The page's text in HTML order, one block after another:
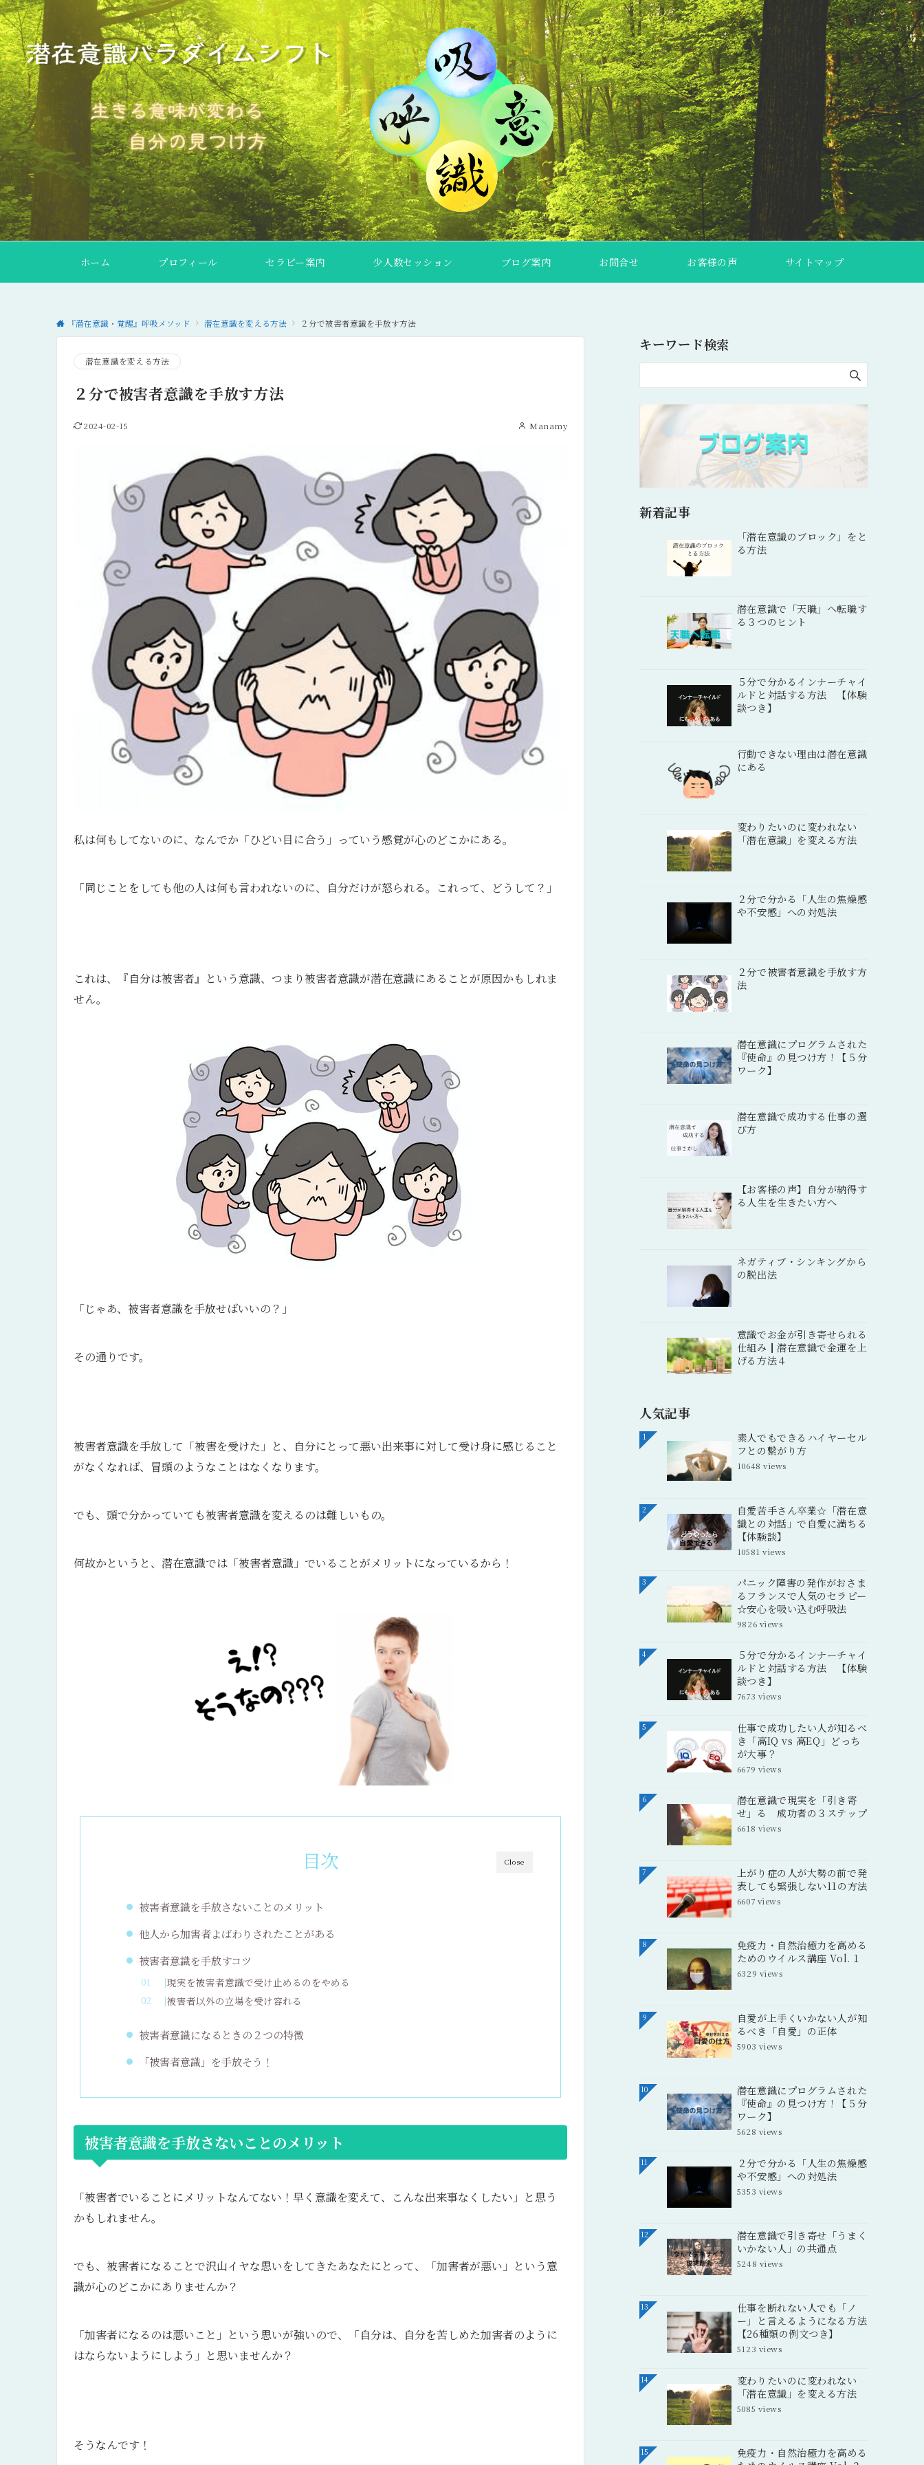
ホーム プロフィール セラピー案内 少人数セッション ブログ案内 お問合せ お客様の声 サイトマップ
『潜在意識・覚醒』呼吸メソッド 潜在意識を変える方法 ２分で被害者意識を手放す方法
潜在意識を変える方法
２分で被害者意識を手放す方法
2024-02-15 Manamy
私は何もしてないのに、なんでか「ひどい目に合う」っていう感覚が心のどこかにある。
「同じことをしても他の人は何も言われないのに、自分だけが怒られる。これって、どうして？」
これは、『自分は被害者』という意識、つまり被害者意識が潜在意識にあることが原因かもしれま
せん。
「じゃあ、被害者意識を手放せばいいの？」
その通りです。
被害者意識を手放して「被害を受けた」と、自分にとって悪い出来事に対して受け身に感じること
がなくなれば、冒頭のようなことはなくなります。
でも、頭で分かっていても被害者意識を変えるのは難しいもの。
何故かというと、潜在意識では「被害者意識」でいることがメリットになっているから！
Close
目次
被害者意識を手放さないことのメリット
他人から加害者よばわりされたことがある
被害者意識を手放すコツ
現実を被害者意識で受け止めるのをやめる
被害者以外の立場を受け容れる
被害者意識になるときの２つの特徴
「被害者意識」を手放そう！
被害者意識を手放さないことのメリット
「被害者でいることにメリットなんてない！早く意識を変えて、こんな出来事なくしたい」と思う
かもしれません。
でも、被害者になることで沢山イヤな思いをしてきたあなたにとって、「加害者が悪い」という意
識が心のどこかにありませんか？
「加害者になるのは悪いこと」という思いが強いので、「自分は、自分を苦しめた加害者のように
はならないようにしよう」と思いませんか？
そうなんです！
キーワード検索
新着記事
「潜在意識のブロック」をと
る方法
潜在意識で「天職」へ転職す
る３つのヒント
５分で分かるインナーチャイ
ルドと対話する方法 【体験
談つき】
行動できない理由は潜在意識
にある
変わりたいのに変われない
「潜在意識」を変える方法
２分で分かる「人生の焦燥感
や不安感」への対処法
２分で被害者意識を手放す方
法
潜在意識にプログラムされた
『使命』の見つけ方！【５分
ワーク】
潜在意識で成功する仕事の選
び方
【お客様の声】自分が納得す
る人生を生きたい方へ
ネガティブ・シンキングから
の脱出法
意識でお金が引き寄せられる
仕組み┃潜在意識で金運を上
げる方法４
人気記事
1
素人でもできるハイヤーセル
フとの繋がり方
10648 views
2
自愛苦手さん卒業☆「潜在意
識との対話」で自愛に満ちる
【体験談】
10581 views
3
パニック障害の発作がおさま
るフランスで人気のセラピー
☆安心を吸い込む呼吸法
9826 views
4
５分で分かるインナーチャイ
ルドと対話する方法 【体験
談つき】
7673 views
5
仕事で成功したい人が知るべ
き「高IQ vs 高EQ」どっち
が大事？
6679 views
6
潜在意識で現実を「引き寄
せ」る 成功者の３ステップ
6618 views
7
上がり症の人が大勢の前で発
表しても緊張しない11の方法
6607 views
8
免疫力・自然治癒力を高める
ためのウイルス講座 Vol.１
6329 views
9
自愛が上手くいかない人が知
るべき「自愛」の正体
5903 views
10
潜在意識にプログラムされた
『使命』の見つけ方！【５分
ワーク】
5628 views
11
２分で分かる「人生の焦燥感
や不安感」への対処法
5353 views
12
潜在意識で引き寄せ「うまく
いかない人」の共通点
5248 views
13
仕事を断れない人でも「ノ
ー」と言えるようになる方法
【26種類の例文つき】
5123 views
14
変わりたいのに変われない
「潜在意識」を変える方法
5085 views
15
免疫力・自然治癒力を高める